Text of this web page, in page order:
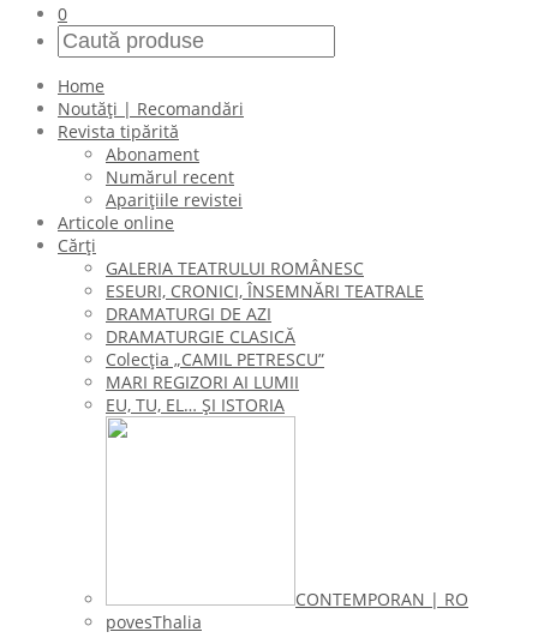
0
Home
Noutăți | Recomandări
Revista tipărită
Abonament
Numărul recent
Aparițiile revistei
Articole online
Cărți
GALERIA TEATRULUI ROMÂNESC
ESEURI, CRONICI, ÎNSEMNĂRI TEATRALE
DRAMATURGI DE AZI
DRAMATURGIE CLASICĂ
Colecţia „CAMIL PETRESCU”
MARI REGIZORI AI LUMII
EU, TU, EL… ŞI ISTORIA
CONTEMPORAN | RO
povesThalia